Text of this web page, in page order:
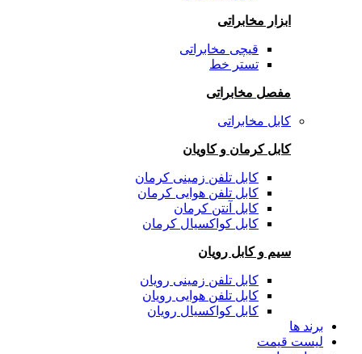
ابزار مخابراتی
قیچی مخابراتی
تستر خط
مفصل مخابراتی
کابل مخابراتی
کابل کرمان و کاویان
کابل تلفن زمینی کرمان
کابل تلفن هوایی کرمان
کابل آنتن کرمان
کابل کواکسیال کرمان
سیم و کابل رویان
کابل تلفن زمینی رویان
کابل تلفن هوایی رویان
کابل کواکسیال رویان
برند ها
لیست قیمت